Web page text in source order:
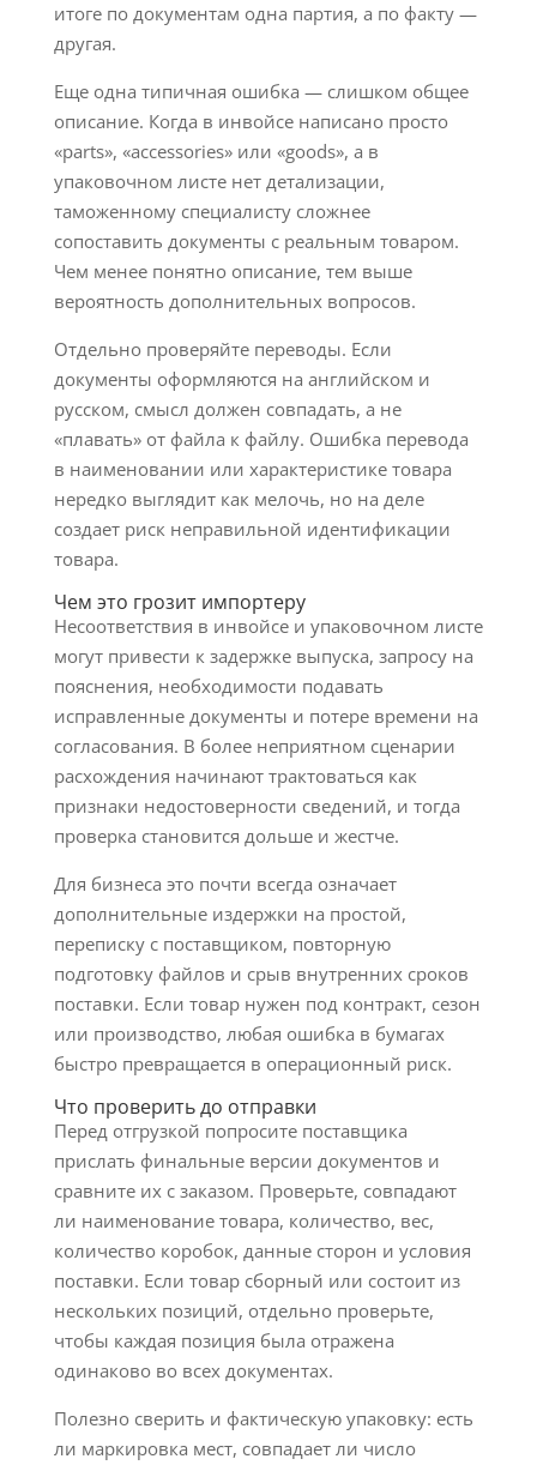
итоге по документам одна партия, а по факту —
другая.
Еще одна типичная ошибка — слишком общее
описание. Когда в инвойсе написано просто
«parts», «accessories» или «goods», а в
упаковочном листе нет детализации,
таможенному специалисту сложнее
сопоставить документы с реальным товаром.
Чем менее понятно описание, тем выше
вероятность дополнительных вопросов.
Отдельно проверяйте переводы. Если
документы оформляются на английском и
русском, смысл должен совпадать, а не
«плавать» от файла к файлу. Ошибка перевода
в наименовании или характеристике товара
нередко выглядит как мелочь, но на деле
создает риск неправильной идентификации
товара.
Чем это грозит импортеру
Несоответствия в инвойсе и упаковочном листе
могут привести к задержке выпуска, запросу на
пояснения, необходимости подавать
исправленные документы и потере времени на
согласования. В более неприятном сценарии
расхождения начинают трактоваться как
признаки недостоверности сведений, и тогда
проверка становится дольше и жестче.
Для бизнеса это почти всегда означает
дополнительные издержки на простой,
переписку с поставщиком, повторную
подготовку файлов и срыв внутренних сроков
поставки. Если товар нужен под контракт, сезон
или производство, любая ошибка в бумагах
быстро превращается в операционный риск.
Что проверить до отправки
Перед отгрузкой попросите поставщика
прислать финальные версии документов и
сравните их с заказом. Проверьте, совпадают
ли наименование товара, количество, вес,
количество коробок, данные сторон и условия
поставки. Если товар сборный или состоит из
нескольких позиций, отдельно проверьте,
чтобы каждая позиция была отражена
одинаково во всех документах.
Полезно сверить и фактическую упаковку: есть
ли маркировка мест, совпадает ли число